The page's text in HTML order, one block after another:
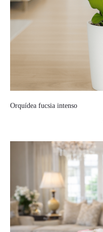
Orquídea fucsia intenso